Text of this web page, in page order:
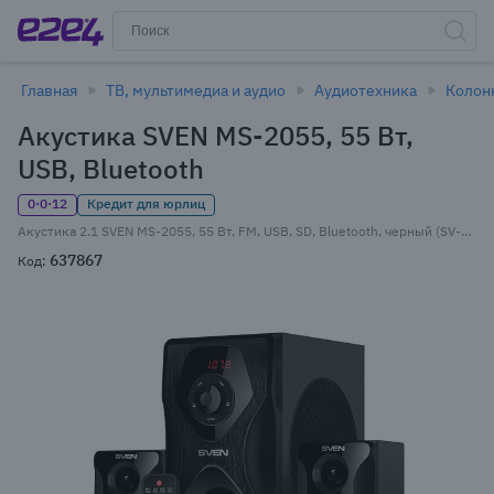
Главная ТВ, мультимедиа и аудио Аудиотехника
Акустика SVEN MS-2055, 55 Вт,
USB, Bluetooth
0·0·12
Кредит для юрлиц
Акустика 2.1 SVEN MS-2055, 55 Вт, FM, USB, SD, Bluetooth, черный (SV-016609)
Код: 637867